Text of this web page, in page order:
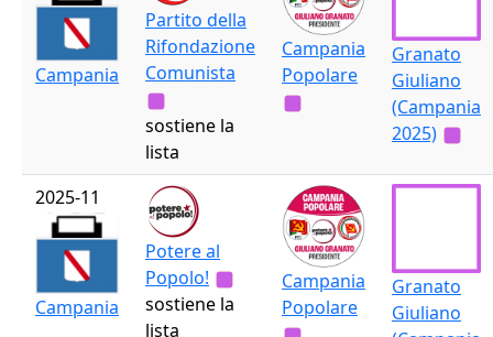
Campania
Partito della
Rifondazione
Comunista
sostiene la
lista
Campania
Popolare
Granato
Giuliano
(Campania
2025)
2025-11
Campania
Potere al
Popolo!
sostiene la
lista
Campania
Popolare
Granato
Giuliano